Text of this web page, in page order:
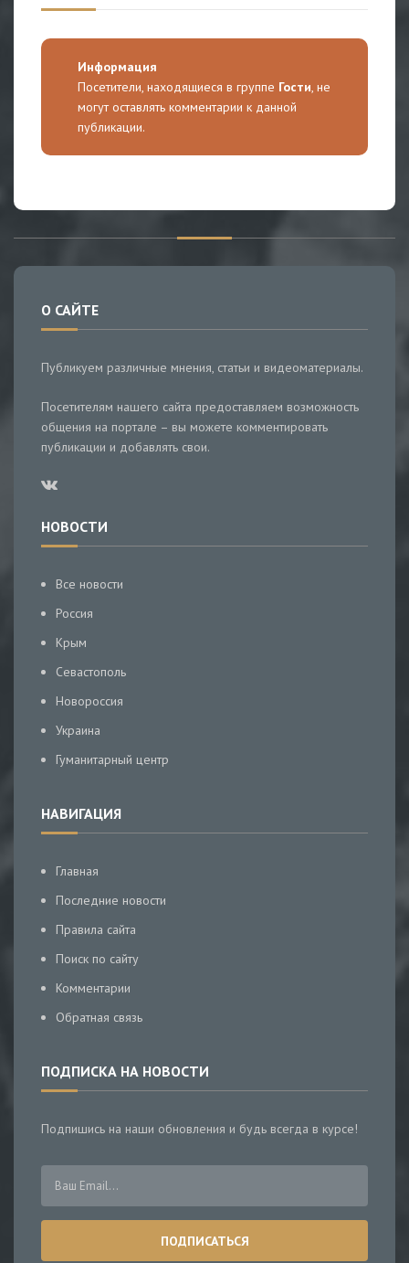
Информация
Посетители, находящиеся в группе Гости, не
могут оставлять комментарии к данной
публикации.
О САЙТЕ
Публикуем различные мнения, статьи и видеоматериалы.
Посетителям нашего сайта предоставляем возможность
общения на портале – вы можете комментировать
публикации и добавлять свои.
НОВОСТИ
Все новости
Россия
Крым
Севастополь
Новороссия
Украина
Гуманитарный центр
НАВИГАЦИЯ
Главная
Последние новости
Правила сайта
Поиск по сайту
Комментарии
Обратная связь
ПОДПИСКА НА НОВОСТИ
Подпишись на наши обновления и будь всегда в курсе!